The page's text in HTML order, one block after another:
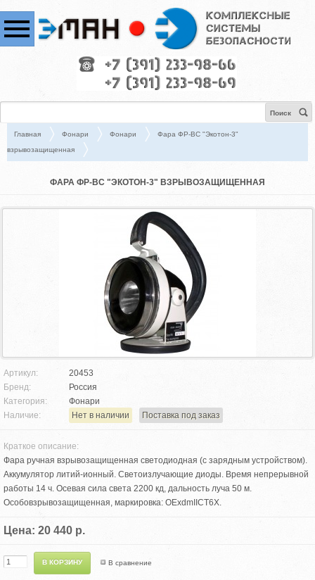
Поиск
Главная Фонари Фонари
Фара ФР-ВС "Экотон-3"
взрывозащищенная
ФАРА ФР-ВС "ЭКОТОН-3" ВЗРЫВОЗАЩИЩЕННАЯ
Артикул:
20453
Бренд:
Россия
Категория:
Фонари
Наличие:
Нет в наличии Поставка под заказ
Краткое описание:
Фара ручная взрывозащищенная светодиодная (с зарядным устройством).
Аккумулятор литий-ионный. Светоизлучающие диоды. Время непрерывной
работы 14 ч. Осевая сила света 2200 кд, дальность луча 50 м.
Особовзрывозащищенная, маркировка: OExdmIICT6X.
Цена: 20 440 р.
В сравнение